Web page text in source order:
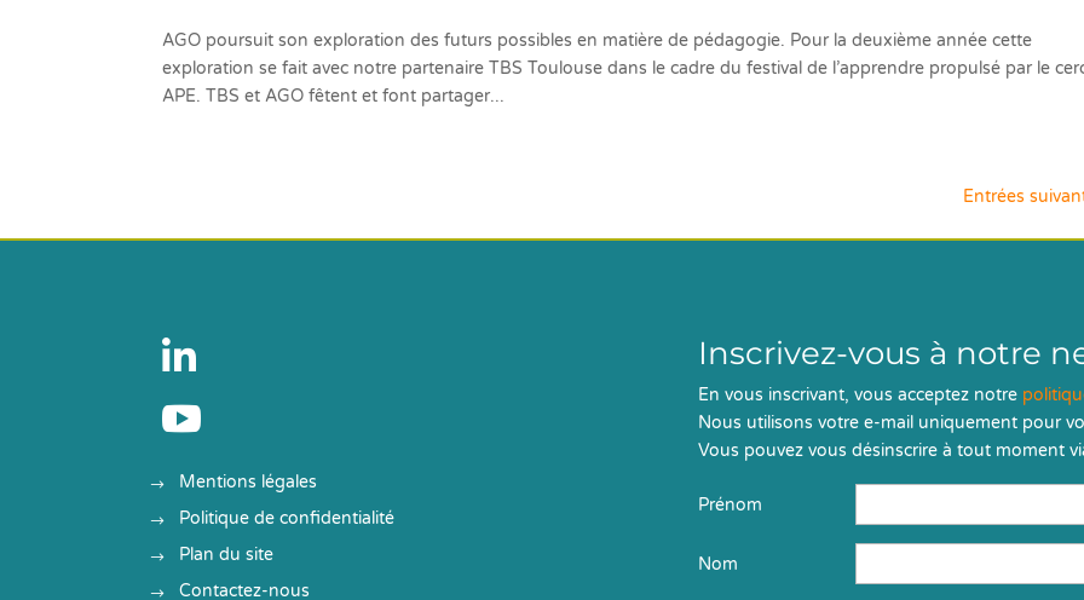
AGO poursuit son exploration des futurs possibles en matière de pédagogie. Pour la deuxième année cette
exploration se fait avec notre partenaire TBS Toulouse dans le cadre du festival de l’apprendre propulsé par le
APE. TBS et AGO fêtent et font partager...
Entrées


Mentions légales
Politique de confidentialité
Plan du site
Contactez-nous
Inscrivez-vous à notre
En vous inscrivant, vous acceptez notre
Nous utilisons votre e-mail uniquement pour
Vous pouvez vous désinscrire à tout moment
Prénom
Nom